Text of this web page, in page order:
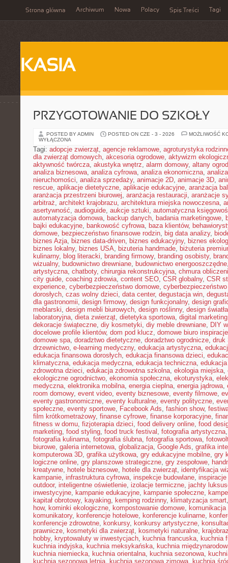
Strona główna Archiwum Nowa Polacy Spis Treści Tagi
KASIA
PRZYGOTOWANIE DO SZKOŁY
POSTED BY ADMIN POSTED ON CZE - 3 - 2026
MOŻLIWOŚĆ
WYŁĄCZONA
Tagi: adopcje zwierząt, agencje reklamowe, agroturystyka
dla zwierząt domowych, akcesoria ogrodowe, aktywizm
aktywność twórcza, akustyka wnętrz, alarm domowy, altany
analiza biznesowa, analiza cyfrowa, analiza ekonomiczna,
nieruchomości, analiza sprzedaży, animacje 2D, animacje 3D,
rescue, aplikacje dietetyczne, aplikacje edukacyjne, aranżacja
aranżacja przestrzeni biurowej, aranżacja restauracji, aranżacje
arbitraż, architekt krajobrazu, architektura miejska nowoczesna,
asertywność, audioguide, aukcje sztuki, automatyczna
automatyzacja domowa, backup danych, badania marketingowe,
bajki edukacyjne, bankowość cyfrowa, baza klientów,
domowe, bezpieczeństwo finansowe rodzin, big data analizy,
biznes Azja, biznes data-driven, biznes edukacyjny, biznes
biznes lokalny, biznes USA, bizuteria handmade, biżuteria
kulinarny, blog literacki, branding firmowy, branding osobisty,
wizualny, budownictwo drewniane, budownictwo energooszczędne
artystyczna, chatboty, chirurgia rekonstrukcyjna, chmura
city guide, coaching zdrowia, content SEO, CSR globalny, CSR
experience, cyberbezpieczeństwo domowe,
dorosłych, czas wolny dzieci, data center, degustacja win,
dla gastronomii, design firmowy, design funkcjonalny, design
meblarski, design mebli biurowych, design roślinny, design światła
laboratoryjna, dieta zwierząt, dietetyka sportowa, digital marketing
dekoracje świąteczne, diy kosmetyki, diy meble drewniane, DIY
docelowe profile klientów, dom pod klucz, domowe biuro inspiracje
domowe spa, doradztwo dietetyczne, doradztwo ogrodnicze, druk
drzewnictwo, e-learning medyczny, edukacja artystyczna,
edukacja finansowa dorosłych, edukacja finansowa dzieci,
klimatyczna, edukacja medyczna, edukacja techniczna,
zdrowotna dzieci, edukacja zdrowotna szkolna, ekologia miejska,
ekologiczne ogrodnictwo, ekonomia społeczna, ekoturystyka,
medyczna, elektronika mobilna, energia cieplna, energia jądrowa,
room domowy, event video, eventy biznesowe, eventy filmowe,
eventy gastronomiczne, eventy kulturalne, eventy polityczne,
społeczne, eventy sportowe, Facebook Ads, fashion show,
film krótkometrażowy, finanse cyfrowe, finanse korporacyjne,
fitness w domu, fizjoterapia dzieci, food delivery online, food
marketing, food styling, food truck festival , fotografia artystyczna
fotografia kulinarna, fotografia ślubna, fotografia sportowa,
biurowe, galeria internetowa, globalizacja, Google Ads, grafika
komputerowa 3D, grafika użytkowa, gry edukacyjne mobilne, gry
logiczne online, gry planszowe strategiczne, gry zespołowe,
kreatywne, hotele biznesowe, hotele dla zwierząt, identyfikacja
kampanie, infrastruktura cyfrowa, inspekcje budowlane,
outdoor, inteligentne oświetlenie, izolacje termiczne, jachty
inwestycyjne, kampanie edukacyjne, kampanie społeczne,
kapitał obrotowy, kayaking, kemping rodzinny, klimatyzacja smart
how, kominki ekologiczne, kompostowanie domowe, komunikacja
komunikatory, konferencje hotelowe, konferencje kulinarne,
konferencje zdrowotne, konkursy, konkursy artystyczne,
prawnicze, kosmetyki dla zwierząt, kosmetyki naturalne,
hobby, kryptowaluty w inwestycjach, kuchnia francuska, kuchnia
kuchnia indyjska, kuchnia meksykańska, kuchnia
kuchnia niemiecka, kuchnia orientalna, kuchnia sezonowa,
kuchnia sezonowa letnia, kuchnia sezonowa zimowa, kuchnia